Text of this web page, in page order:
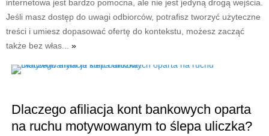
internetowa jest bardzo pomocna, ale nie jest jedyną drogą wejścia.
Jeśli masz dostęp do uwagi odbiorców, potrafisz tworzyć użyteczne
treści i umiesz dopasować ofertę do kontekstu, możesz zacząć
także bez włas... »
Dlaczego afiliacja kont bankowych oparta
na ruchu motywowanym to ślepa uliczka?